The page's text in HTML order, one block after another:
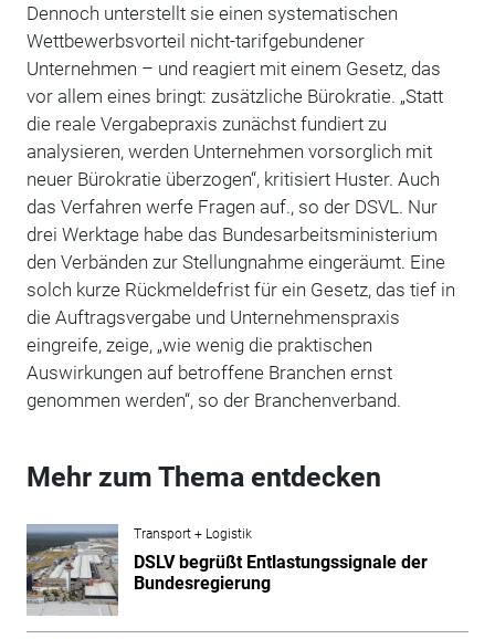
Dennoch unterstellt sie einen systematischen
Wettbewerbsvorteil nicht-tarifgebundener
Unternehmen – und reagiert mit einem Gesetz, das
vor allem eines bringt: zusätzliche Bürokratie. „Statt
die reale Vergabepraxis zunächst fundiert zu
analysieren, werden Unternehmen vorsorglich mit
neuer Bürokratie überzogen“, kritisiert Huster. Auch
das Verfahren werfe Fragen auf., so der DSVL. Nur
drei Werktage habe das Bundesarbeitsministerium
den Verbänden zur Stellungnahme eingeräumt. Eine
solch kurze Rückmeldefrist für ein Gesetz, das tief in
die Auftragsvergabe und Unternehmenspraxis
eingreife, zeige, „wie wenig die praktischen
Auswirkungen auf betroffene Branchen ernst
genommen werden“, so der Branchenverband.
Mehr zum Thema entdecken
Transport + Logistik
DSLV begrüßt Entlastungssignale der
Bundesregierung